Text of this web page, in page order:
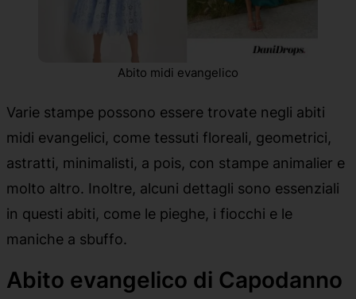
Abito midi evangelico
Varie stampe possono essere trovate negli abiti
midi evangelici, come tessuti floreali, geometrici,
astratti, minimalisti, a pois, con stampe animalier e
molto altro. Inoltre, alcuni dettagli sono essenziali
in questi abiti, come le pieghe, i fiocchi e le
maniche a sbuffo.
Abito evangelico di Capodanno